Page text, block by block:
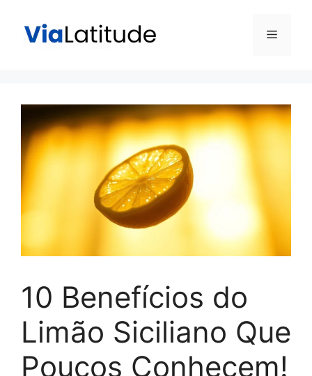
Menu
10 Benefícios do
Limão Siciliano Que
Poucos Conhecem!